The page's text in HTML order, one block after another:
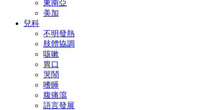
東南亞
美加
兒科
不明發熱
肢體協調
咳嗽
胃口
哭鬧
嗜睡
腹痛瀉
語言發展